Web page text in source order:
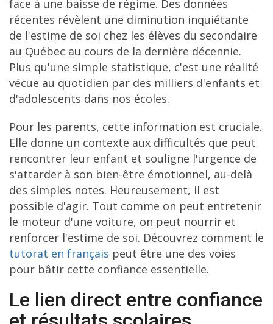
face à une baisse de régime. Des données
récentes révèlent une diminution inquiétante
de l'estime de soi chez les élèves du secondaire
au Québec au cours de la dernière décennie.
Plus qu'une simple statistique, c'est une réalité
vécue au quotidien par des milliers d'enfants et
d'adolescents dans nos écoles.
Pour les parents, cette information est cruciale.
Elle donne un contexte aux difficultés que peut
rencontrer leur enfant et souligne l'urgence de
s'attarder à son bien-être émotionnel, au-delà
des simples notes. Heureusement, il est
possible d'agir. Tout comme on peut entretenir
le moteur d'une voiture, on peut nourrir et
renforcer l'estime de soi. Découvrez comment le
tutorat en français peut être une des voies
pour bâtir cette confiance essentielle.
Le lien direct entre confiance